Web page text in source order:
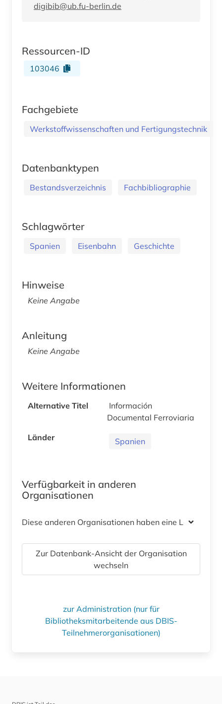
digibib@ub.fu-berlin.de
Ressourcen-ID
103046
Fachgebiete
Werkstoffwissenschaften und Fertigungstechnik
Datenbanktypen
Bestandsverzeichnis Fachbibliographie
Schlagwörter
Spanien Eisenbahn Geschichte
Hinweise
Keine Angabe
Anleitung
Keine Angabe
Weitere Informationen
Alternative Titel
Información
Documental Ferroviaria
Länder
Spanien
Verfügbarkeit in anderen
Organisationen
Diese anderen Organisationen haben eine Lizenz
Zur Datenbank-Ansicht der Organisation
wechseln
zur Administration (nur für
Bibliotheksmitarbeitende aus DBIS-
Teilnehmerorganisationen)